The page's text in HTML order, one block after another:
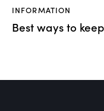
INFORMATION
Best ways to